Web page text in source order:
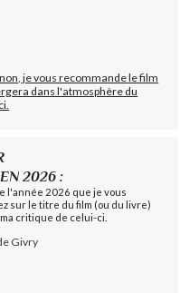
je vous recommande le film
dans l'atmosphère du
2026 :
l'année 2026 que je vous
sur le titre du film (ou du livre)
critique de celui-ci.
Givry